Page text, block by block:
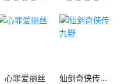
心罪爱丽丝 仙剑奇侠传九野